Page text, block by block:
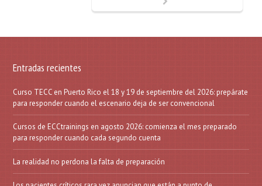
Entradas recientes
Curso TECC en Puerto Rico el 18 y 19 de septiembre del 2026: prepárate
para responder cuando el escenario deja de ser convencional
Cursos de ECCtrainings en agosto 2026: comienza el mes preparado
para responder cuando cada segundo cuenta
La realidad no perdona la falta de preparación